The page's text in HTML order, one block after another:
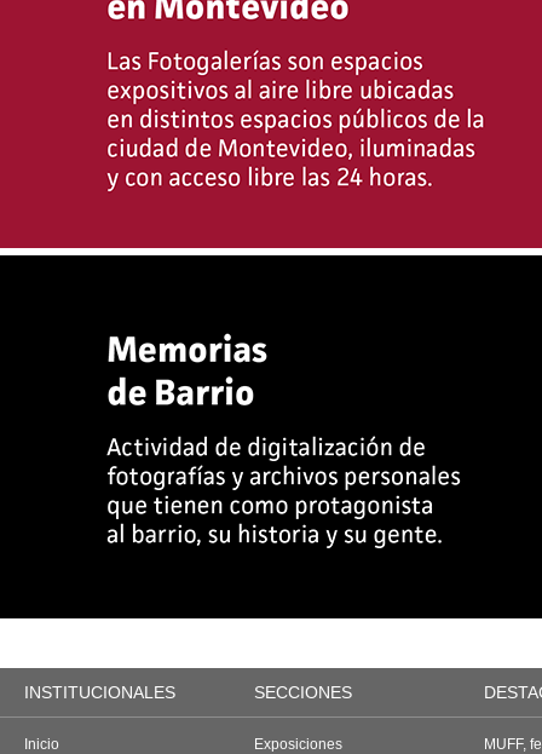
INSTITUCIONALES SECCIONES
Inicio
Exposiciones
MUFF,